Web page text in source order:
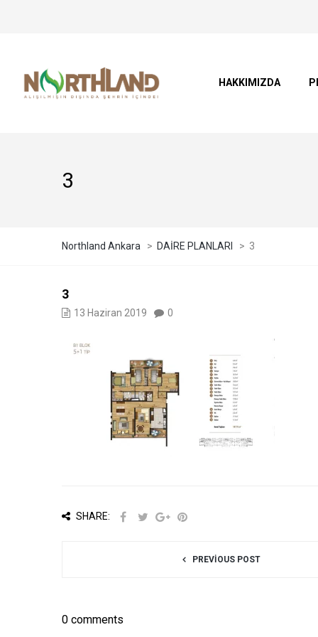
HAKKIMIZDA
3
Northland Ankara > DAİRE PLANLARI > 3
3
13 Haziran 2019 0
SHARE:
PREVIOUS POST
0 comments